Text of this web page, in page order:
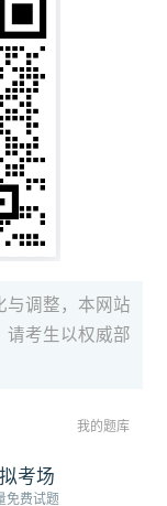
与调整，本网站
请考生以权威部
我的题库
考场
免费试题